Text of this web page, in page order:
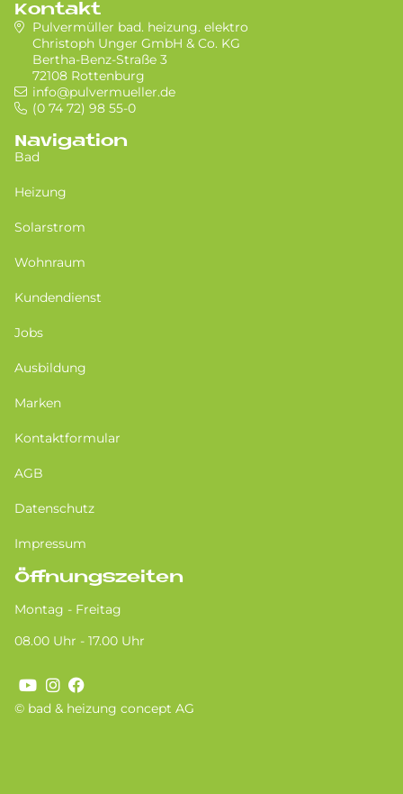
© bad & heizung concept AG
Kontakt
Pulvermüller bad. heizung. elektro
Christoph Unger GmbH & Co. KG
Bertha-Benz-Straße 3
72108 Rottenburg
info@pulvermueller.de
(0 74 72) 98 55-0
Navigation
Bad
Heizung
Solarstrom
Wohnraum
Kundendienst
Jobs
Ausbildung
Marken
Kontaktformular
AGB
Datenschutz
Impressum
Öffnungszeiten
Montag - Freitag
08.00 Uhr - 17.00 Uhr